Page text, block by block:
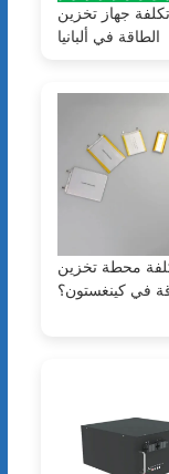
جهاز تخزين
الطاقة في ألبانيا
محطة تخزين
في كينغستون؟